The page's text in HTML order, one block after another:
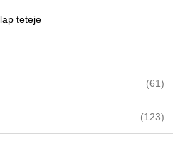
(61)
(123)
lap teteje